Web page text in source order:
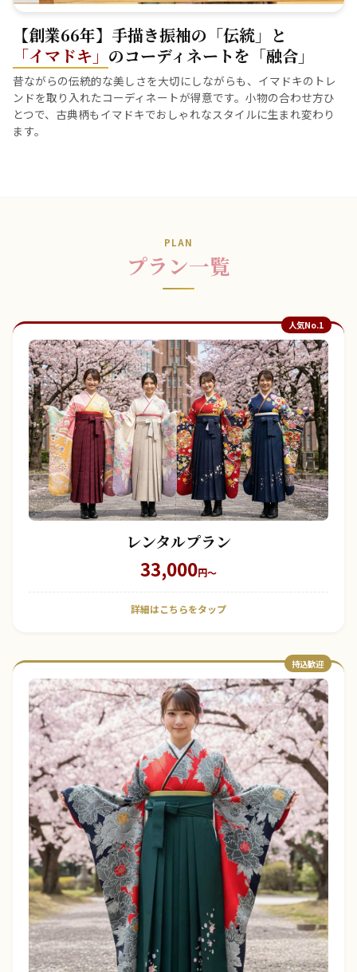
【創業66年】手描き振袖の「伝統」と
「イマドキ」 のコーディネートを「融合」
昔ながらの伝統的な美しさを大切にしながらも、イマドキのトレ
ンドを取り入れたコーディネートが得意です。小物の合わせ方ひ
とつで、古典柄もイマドキでおしゃれなスタイルに生まれ変わり
ます。
PLAN
プラン一覧
人気No.1
レンタルプラン
33,000円〜
詳細はこちらをタップ
持込歓迎